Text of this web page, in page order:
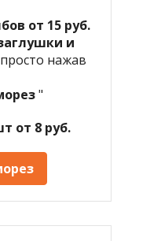
от 15 руб.
и
просто нажав
"
от 8 руб.